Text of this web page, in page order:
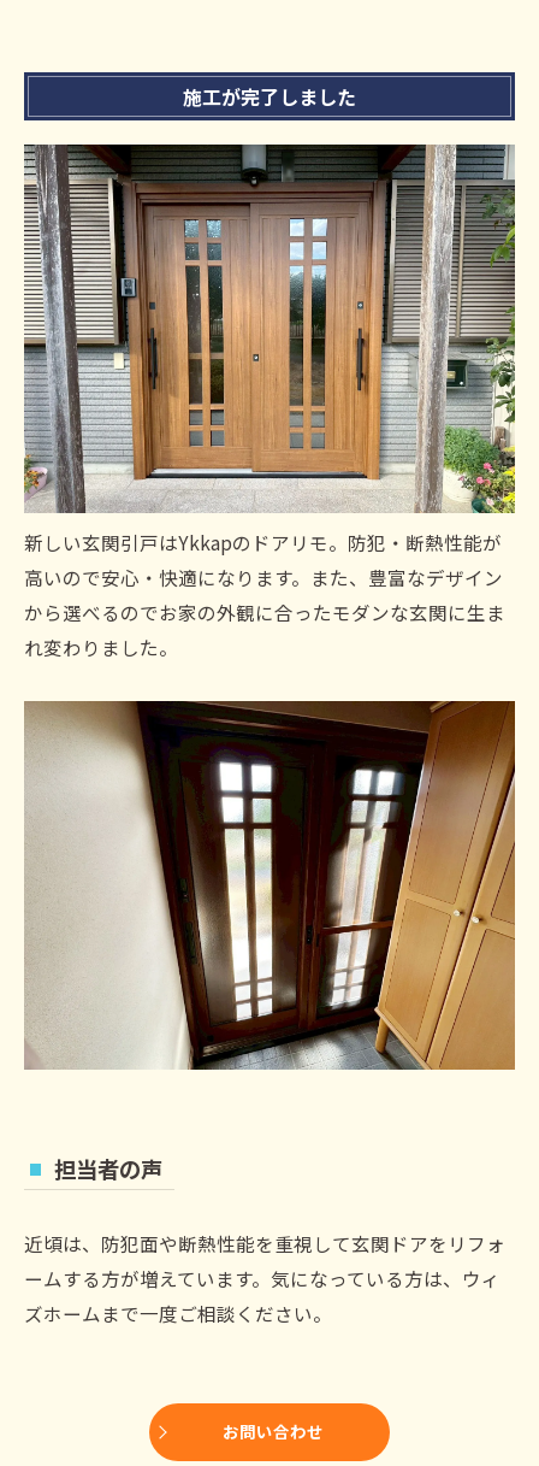
施工が完了しました
新しい玄関引戸はYkkapのドアリモ。防犯・断熱性能が
高いので安心・快適になります。また、豊富なデザイン
から選べるのでお家の外観に合ったモダンな玄関に生ま
れ変わりました。
担当者の声
近頃は、防犯面や断熱性能を重視して玄関ドアをリフォ
ームする方が増えています。気になっている方は、ウィ
ズホームまで一度ご相談ください。
お問い合わせ